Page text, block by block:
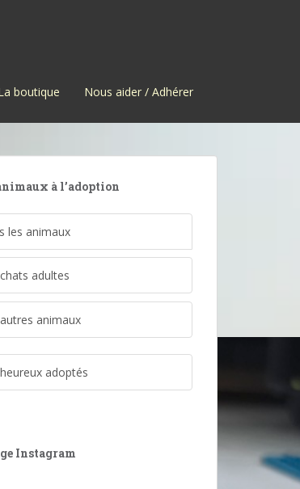
boutique Nous aider / Adhérer
à l’adoption
les animaux
adultes
animaux
adoptés
Instagram